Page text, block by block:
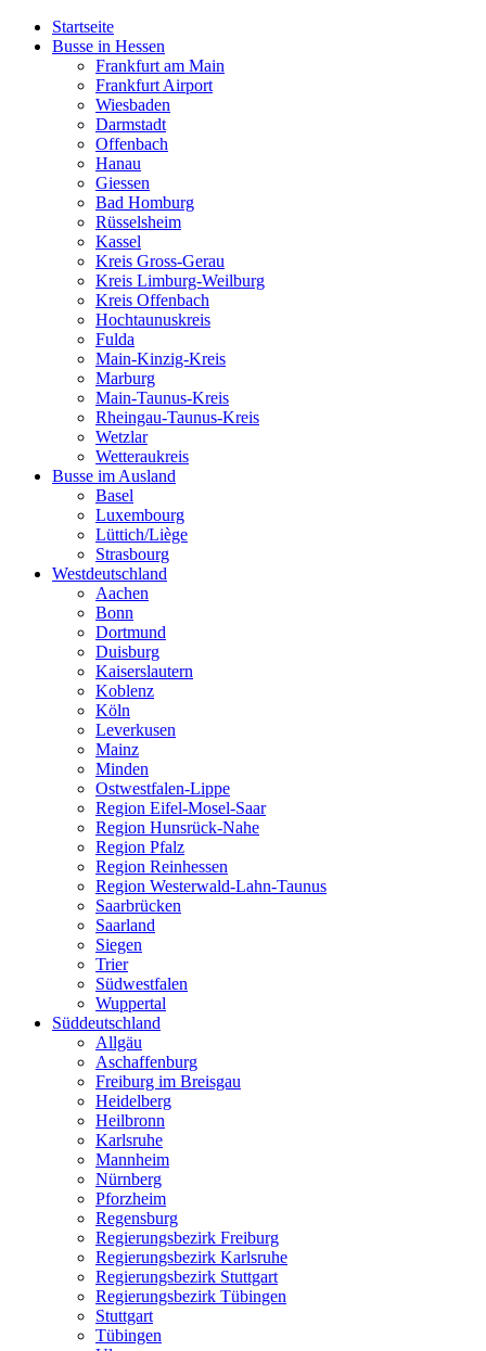
Startseite
Busse in Hessen
Frankfurt am Main
Frankfurt Airport
Wiesbaden
Darmstadt
Offenbach
Hanau
Giessen
Bad Homburg
Rüsselsheim
Kassel
Kreis Gross-Gerau
Kreis Limburg-Weilburg
Kreis Offenbach
Hochtaunuskreis
Fulda
Main-Kinzig-Kreis
Marburg
Main-Taunus-Kreis
Rheingau-Taunus-Kreis
Wetzlar
Wetteraukreis
Busse im Ausland
Basel
Luxembourg
Lüttich/Liège
Strasbourg
Westdeutschland
Aachen
Bonn
Dortmund
Duisburg
Kaiserslautern
Koblenz
Köln
Leverkusen
Mainz
Minden
Ostwestfalen-Lippe
Region Eifel-Mosel-Saar
Region Hunsrück-Nahe
Region Pfalz
Region Reinhessen
Region Westerwald-Lahn-Taunus
Saarbrücken
Saarland
Siegen
Trier
Südwestfalen
Wuppertal
Süddeutschland
Allgäu
Aschaffenburg
Freiburg im Breisgau
Heidelberg
Heilbronn
Karlsruhe
Mannheim
Nürnberg
Pforzheim
Regensburg
Regierungsbezirk Freiburg
Regierungsbezirk Karlsruhe
Regierungsbezirk Stuttgart
Regierungsbezirk Tübingen
Stuttgart
Tübingen